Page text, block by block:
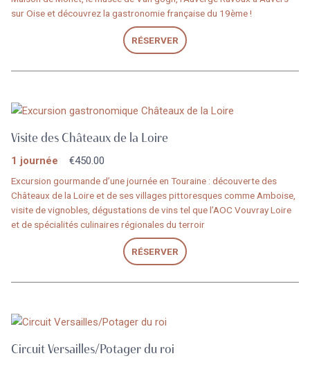
sur Oise et découvrez la gastronomie française du 19ème !
RÉSERVER
Visite des Châteaux de la Loire
1 journée €450.00
Excursion gourmande d’une journée en Touraine : découverte des
Châteaux de la Loire et de ses villages pittoresques comme Amboise,
visite de vignobles, dégustations de vins tel que l’AOC Vouvray Loire
et de spécialités culinaires régionales du terroir
RÉSERVER
Circuit Versailles/Potager du roi